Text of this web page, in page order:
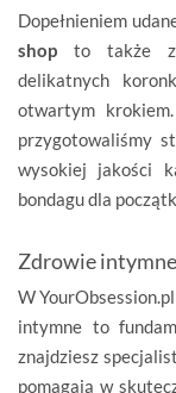
Dopełnieniem
shop to także
delikatnych
otwartym
przygotowaliśmy
wysokiej jakości
bondagu dla
Zdrowie
W
intymne to
znajdziesz
pomagają w